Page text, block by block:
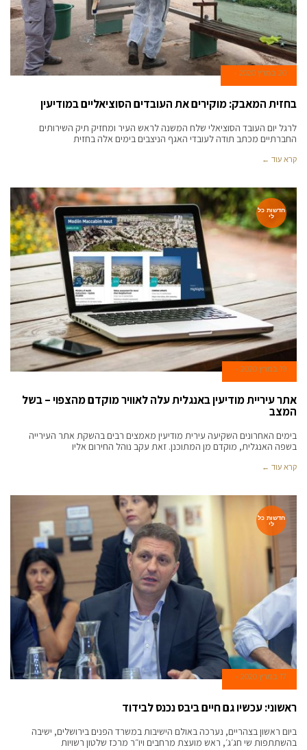
20 במרץ 2020
בחזית המאבק: מוקירים את העובדים הסוציאליים במודיעין
לרגל יום העובד הסוציאלי שלח המשנה לראש העיר ומחזיק תיק השירותים
החברתיים מכתב תודה לעובדי האגף הניצבים בימים אלה בחזית
קרא עוד ←
חדשות כל
לי
19 במרץ 2020
אתר עיריית מודיעין באנגלית עלה לאוויר מוקדם מהצפוי – בשל
המצב
בימים האחרונים השקיעה עירית מודיעין מאמצים רבים בהשקת אתר העירייה
בשפה האנגלית, מוקדם מן המתוכנן. זאת עקב נוהל החירום אליו
קרא עוד ←
חדשות כל
לי
17 במרץ 2020
ראשוני: עכשיו גם חיים ביבס נכנס לבידוד
ביום ראשון בצהריים, נערכה באולם הישיבות במשרד הפנים בירושלים, ישיבה
בהשתתפות שי חג׳ג׳, ראש מועצת מרחבים ויו״ר מרכז שלטון רשויות